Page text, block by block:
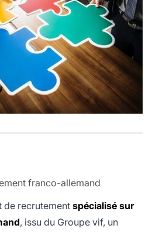
franco-allemand
de recrutement spécialisé sur
, issu du Groupe vif, un